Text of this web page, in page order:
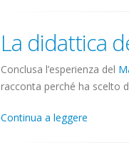
La didattica
Conclusa l’esperienza del
racconta perché ha scelto
Continua a leggere